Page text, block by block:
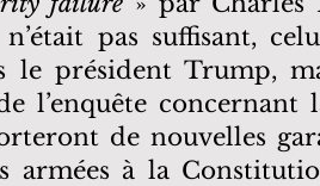
pas suffisant,
le président Trump,
l’enquête
de nouvelles
armées à la